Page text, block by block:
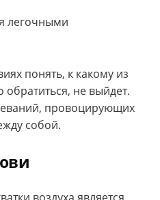
легочными
понять, к какому из
обратиться, не выйдет.
провоцирующих
собой.